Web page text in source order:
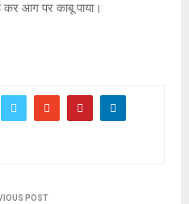
कर आग पर काबू पाया।
POST